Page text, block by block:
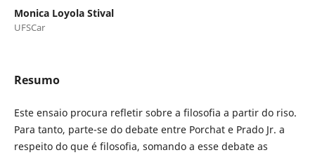
Monica Loyola Stival
UFSCar
Resumo
Este ensaio procura refletir sobre a filosofia a partir do riso.
Para tanto, parte-se do debate entre Porchat e Prado Jr. a
respeito do que é filosofia, somando a esse debate as